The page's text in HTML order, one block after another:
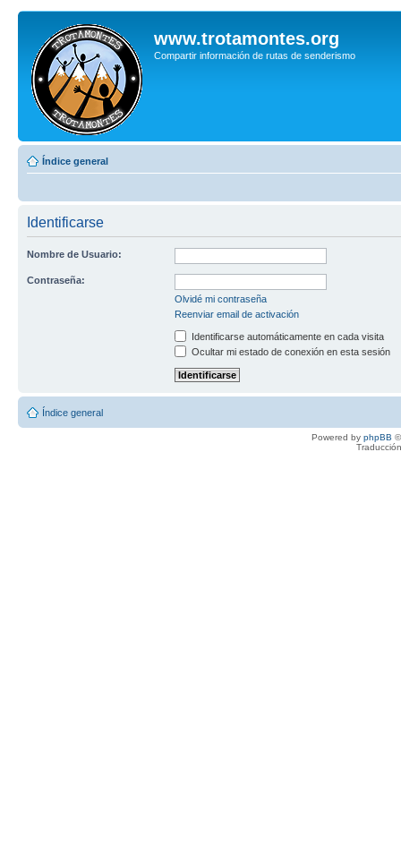
www.trotamontes.org
Compartir información de rutas de senderismo
Índice general
Identificarse
Nombre de Usuario:
Contraseña:
Olvidé mi contraseña
Reenviar email de activación
Identificarse automáticamente en cada visita
Ocultar mi estado de conexión en esta sesión
Índice general
Powered by phpBB